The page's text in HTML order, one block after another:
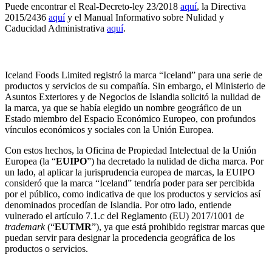
Puede encontrar el Real-Decreto-ley 23/2018 aquí, la Directiva
2015/2436 aquíy el Manual Informativo sobre Nulidad y
Caducidad Administrativa aquí.
Iceland Foods Limited registró la marca “Iceland” para una serie de
productos y servicios de su compañía. Sin embargo, el Ministerio de
Asuntos Exteriores y de Negocios de Islandia solicitó la nulidad de
la marca, ya que se había elegido un nombre geográfico de un
Estado miembro del Espacio Económico Europeo, con profundos
vínculos económicos y sociales con la Unión Europea.
Con estos hechos, la Oficina de Propiedad Intelectual de la Unión
Europea (la “EUIPO”) ha decretado la nulidad de dicha marca. Por
un lado, al aplicar la jurisprudencia europea de marcas, la EUIPO
consideró que la marca “Iceland” tendría poder para ser percibida
por el público, como indicativa de que los productos y servicios así
denominados procedían de Islandia. Por otro lado, entiende
vulnerado el artículo 7.1.c del Reglamento (EU) 2017/1001 de
trademark(“EUTMR”), ya que está prohibido registrar marcas que
puedan servir para designar la procedencia geográfica de los
productos o servicios.